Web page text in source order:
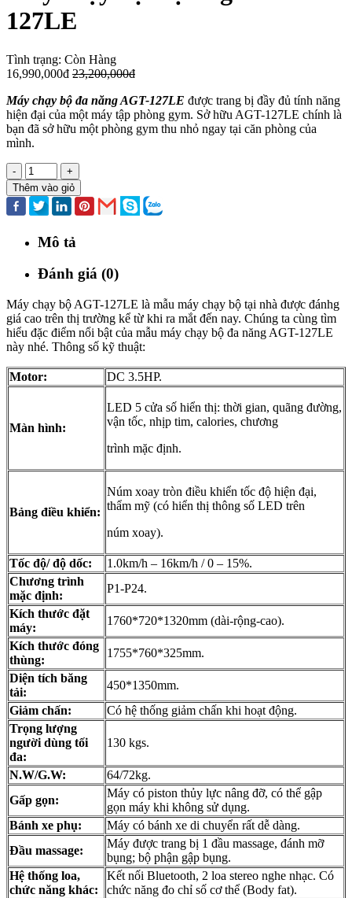
127LE
Tình trạng: Còn Hàng
16,990,000đ 23,200,000đ
Máy chạy bộ đa năng AGT-127LE được trang bị đầy đủ tính năng
hiện đại của một máy tập phòng gym. Sở hữu AGT-127LE chính là
bạn đã sở hữu một phòng gym thu nhỏ ngay tại căn phòng của
mình.
-
+
Thêm vào giỏ
Mô tả
Đánh giá (0)
Máy chạy bộ AGT-127LE là mẫu máy chạy bộ tại nhà được đánhg
giá cao trên thị trường kể từ khi ra mắt đến nay. Chúng ta cùng tìm
hiểu đặc điểm nổi bật của mẫu máy chạy bộ đa năng AGT-127LE
này nhé. Thông số kỹ thuật:
Motor: DC 3.5HP.
Màn hình:
LED 5 cửa số hiển thị: thời gian, quãng đường,
vận tốc, nhịp tim, calories, chương
trình mặc định.
Bảng điều khiển:
Núm xoay tròn điều khiển tốc độ hiện đại,
thẩm mỹ (có hiển thị thông số LED trên
núm xoay).
Tốc độ/ độ dốc:
1.0km/h – 16km/h / 0 – 15%.
Chương trình
mặc định:
P1-P24.
Kích thước đặt
máy:
1760*720*1320mm (dài-rộng-cao).
Kích thước đóng
thùng:
1755*760*325mm.
Diện tích băng
tải:
450*1350mm.
Giảm chấn:
Có hệ thống giảm chấn khi hoạt động.
Trọng lượng
người dùng tối
đa:
130 kgs.
N.W/G.W:
64/72kg.
Gấp gọn:
Máy có piston thủy lực nâng đỡ, có thể gập
gọn máy khi không sử dụng.
Bánh xe phụ:
Máy có bánh xe di chuyển rất dễ dàng.
Đầu massage:
Máy được trang bị 1 đầu massage, đánh mỡ
bụng; bộ phận gập bụng.
Hệ thống loa,
chức năng khác:
Kết nối Bluetooth, 2 loa stereo nghe nhạc. Có
chức năng đo chỉ số cơ thể (Body fat).